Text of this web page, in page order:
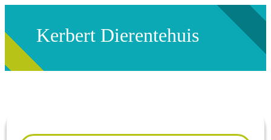
Kerbert Dierentehuis